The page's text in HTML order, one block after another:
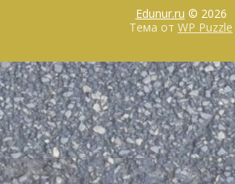
Edunur.ru © 2026
Тема от WP Puzzle